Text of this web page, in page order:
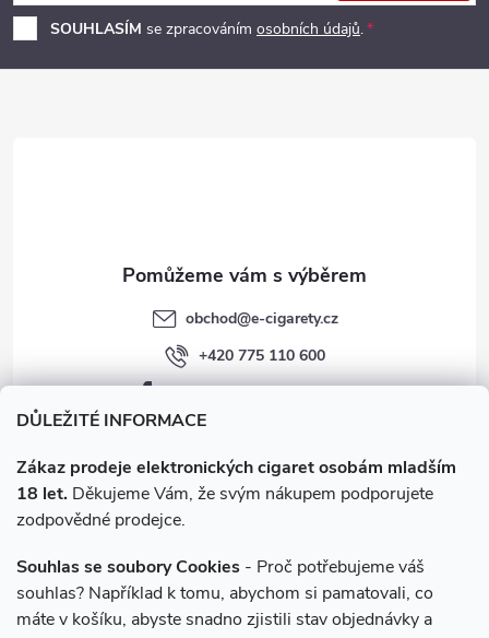
DŮLEŽITÉ INFORMACE
Zákaz prodeje elektronických cigaret osobám mladším
18 let. Děkujeme Vám, že svým nákupem podporujete
zodpovědné prodejce.
Souhlas se soubory Cookies - Proč potřebujeme váš
souhlas? Například k tomu, abychom si pamatovali, co
máte v košíku, abyste snadno zjistili stav objednávky a
p
a
SOUHLASÍM se zpracováním osobních údajů.
obchod@e-cigarety.cz
+420 775 110 600
facebook.com/e-cigarety.cz